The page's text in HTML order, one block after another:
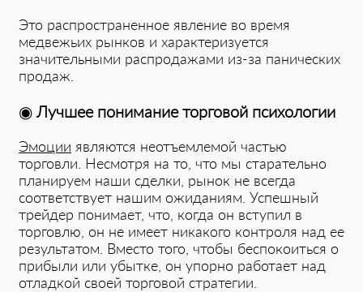
Это распространенное явление во время
медвежьих рынков и характеризуется
значительными распродажами из-за панических
продаж.
◉ Лучшее понимание торговой психологии
Эмоции являются неотъемлемой частью
торговли. Несмотря на то, что мы старательно
планируем наши сделки, рынок не всегда
соответствует нашим ожиданиям. Успешный
трейдер понимает, что, когда он вступил в
торговлю, он не имеет никакого контроля над ее
результатом. Вместо того, чтобы беспокоиться о
прибыли или убытке, он упорно работает над
отладкой своей торговой стратегии.